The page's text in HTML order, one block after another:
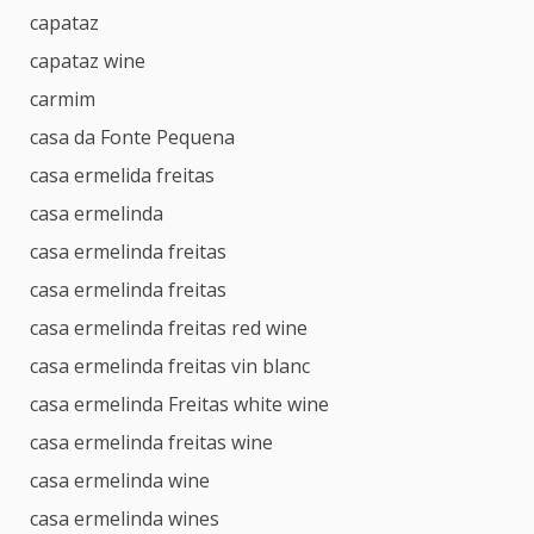
capataz
capataz wine
carmim
casa da Fonte Pequena
casa ermelida freitas
casa ermelinda
casa ermelinda freitas
casa ermelinda freitas
casa ermelinda freitas red wine
casa ermelinda freitas vin blanc
casa ermelinda Freitas white wine
casa ermelinda freitas wine
casa ermelinda wine
casa ermelinda wines